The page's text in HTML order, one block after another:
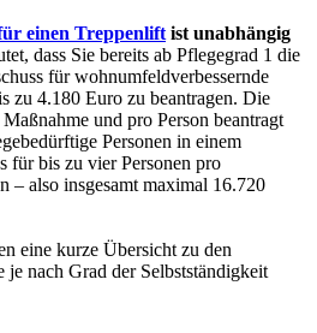
einen Treppenlift ist unabhängig
dass Sie bereits ab Pflegegrad 1 die
für wohnumfeldverbessernde
zu 4.180 Euro zu beantragen. Die
und pro Person beantragt
Personen in einem
für bis zu vier Personen pro
– also insgesamt maximal 16.720
eine kurze Übersicht zu den
je nach Grad der Selbstständigkeit